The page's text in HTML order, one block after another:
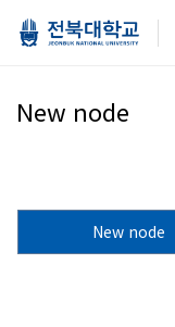
New node
New node